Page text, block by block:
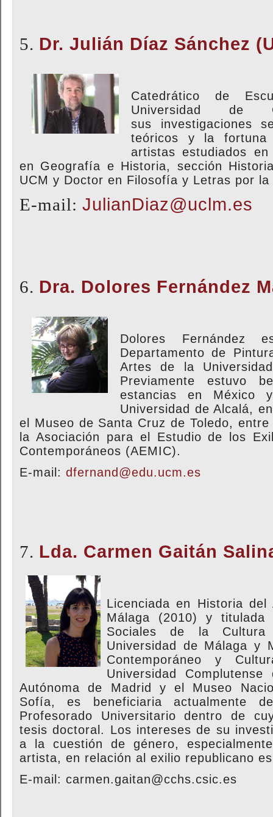
5. Dr. Julián Díaz Sánchez
Catedrático de
Universidad de
sus investigaciones
teóricos y la fortuna
artistas estudiados
en Geografía e Historia, sección
UCM y Doctor en Filosofía y Letras por la
E-mail: JulianDiaz@uclm.es
6. Dra. Dolores Fernández
Dolores Fernández
Departamento de
Artes de la
Previamente estuvo
estancias en
Universidad de Alcalá,
el Museo de Santa Cruz de Toledo,
la Asociación para el Estudio de los
Contemporáneos (AEMIC).
E-mail: dfernand@edu.ucm.es
7. Lda. Carmen Gaitán
Licenciada en Historia
Málaga (2010) y
Sociales de la Cultura
Universidad de Málaga y
Contemporáneo y
Universidad
Comp
Autónoma de Madrid y el Museo N
Sofía, es beneficiaria actualmente
Profesorado Universitario dentro de
tesis doctoral. Los intereses de su
a la cuestión de género,
artista, en relación al exilio republicano
E-mail: carmen.gaitan@cchs.csic.es